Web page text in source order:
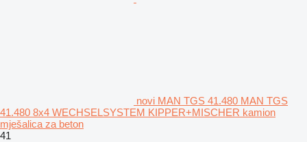
novi MAN TGS 41.480 MAN TGS
41.480 8x4 WECHSELSYSTEM KIPPER+MISCHER kamion
mješalica za beton
41